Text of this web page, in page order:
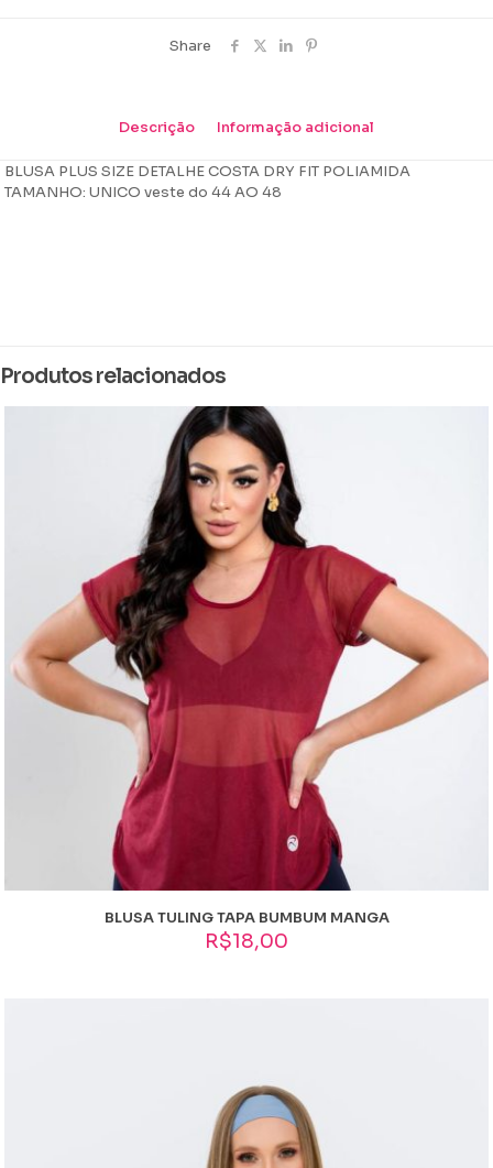
Share
Descrição Informação adicional
BLUSA PLUS SIZE DETALHE COSTA DRY FIT POLIAMIDA
TAMANHO: UNICO veste do 44 AO 48
Cor
Azul Caneta, Azul Marinho, Azul petroleo, Berinjela, Chumbo, cinza
silver, florence, Pink, Preto, Rosa, Rose, Roxo, Telha, Verde, verde
abacate, verde agua, Vinho, marrom
Produtos relacionados
BLUSA TULING TAPA BUMBUM MANGA
R$18,00